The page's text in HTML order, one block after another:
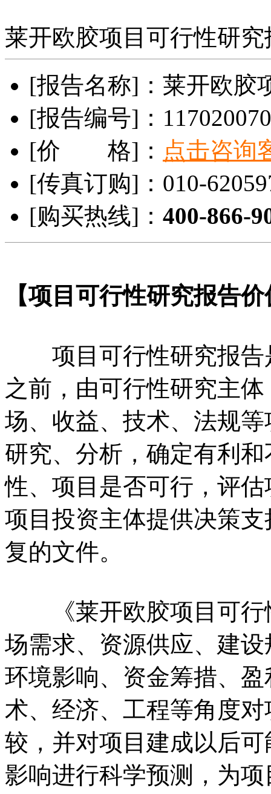
莱开欧胶项目可行性研究
[报告名称]： 莱开欧胶
[报告编号]：
[价 格]： 点击咨询
[传真订购]： 010-
[购买热线]： 400-866-
【项目可行性研究报告
项目可行性研究报告
之前，由可行性研究主
场、收益、技术、法规
研究、分析，确定有利
性、项目是否可行，评
项目投资主体提供决策
复的文件。
《莱开欧胶项目可行
场需求、资源供应、建
环境影响、资金筹措、
术、经济、工程等角度
较，并对项目建成以后
影响进行科学预测，为